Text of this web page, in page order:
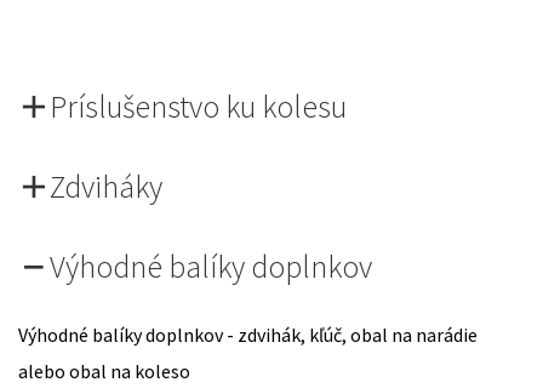
Príslušenstvo ku kolesu
Zdviháky
Výhodné balíky doplnkov
Výhodné balíky doplnkov - zdvihák, kľúč, obal na narádie
alebo obal na koleso